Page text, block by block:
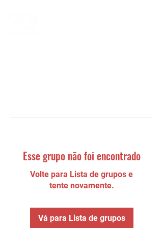
Esse grupo não foi encontrado
Volte para Lista de grupos e
tente novamente.
Vá para Lista de grupos